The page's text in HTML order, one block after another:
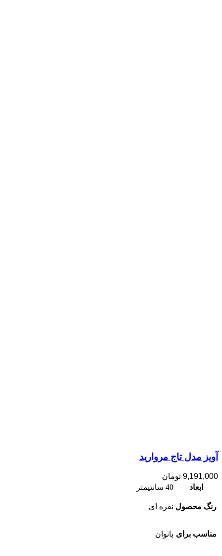
آویز مدل تاج مروارید
9,191,000 تومان
ابعاد
40 سانتیمتر
رنگ محصول نقره ای
مناسب برای بانوان